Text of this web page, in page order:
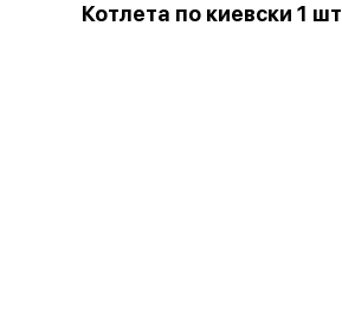
Котлета по киевски 1 шт